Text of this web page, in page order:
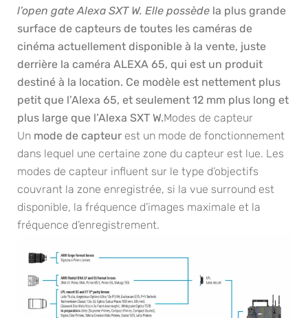
l’open gate Alexa SXT W. Elle possède la plus grande
surface de capteurs de toutes les caméras de
cinéma actuellement disponible à la vente, juste
derrière la caméra ALEXA 65, qui est un produit
destiné à la location. Ce modèle est nettement plus
petit que l’Alexa 65, et seulement 12 mm plus long et
plus large que l’Alexa SXT W.Modes de capteur
Un mode de capteur est un mode de fonctionnement
dans lequel une certaine zone du capteur est lue. Les
modes de capteur influent sur le type d’objectifs
couvrant la zone enregistrée, si la vue surround est
disponible, la fréquence d’images maximale et la
fréquence d’enregistrement.